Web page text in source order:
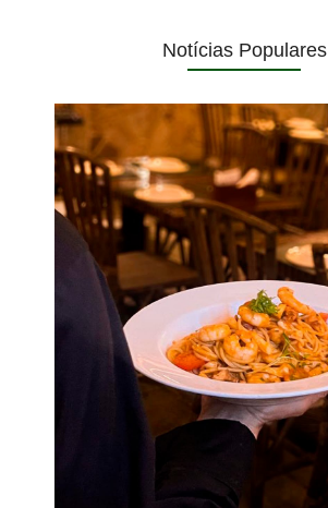
Notícias Populares